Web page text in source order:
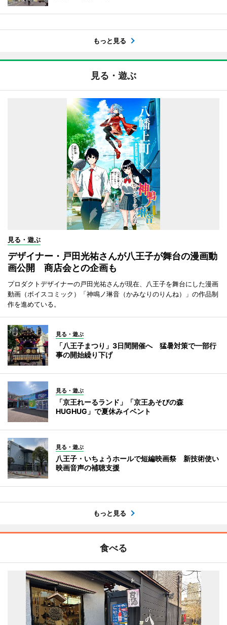
もっと見る
見る・遊ぶ
見る・遊ぶ
デザイナー・戸田光祐さんが八王子が舞台の漫画動
画公開 商店会との企画も
プロダクトデザイナーの戸田光祐さんが現在、八王子を舞台にした漫画
動画（ボイスコミック）「神鳴ノ琳音（かみなりのりんね）」の作品制
作を進めている。
見る・遊ぶ
「八王子まつり」3日間開催へ 猛暑対策で一部行
事の開始繰り下げ
見る・遊ぶ
「京王れーるランド」「京王あそびの森
HUGHUG」で夏休みイベント
見る・遊ぶ
八王子・いちょうホールで短編映画祭 新技術使い
映画音声の補聴支援
もっと見る
食べる